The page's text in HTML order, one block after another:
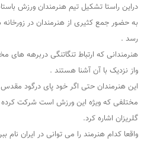
دراین راستا تشکیل تیم هنرمندان ورزش
به حضور جمع کثیری از هنرمندان در
رسد .
هنرمندانی که ارتباط تنگاتنگی دربرهه های
واز نزدیک با آن آشنا هستند .
این هنرمندان حتی اگر خود پای درگود مقدس
مختلفی که ویژه این ورزش است شرکت کرده
گلریزان اشاره کرد.
واقعا کدام هنرمند را می توانی در ایران نام